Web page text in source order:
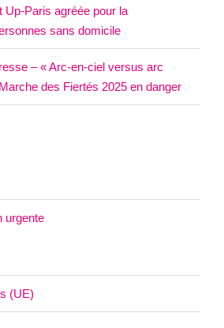
Up-Paris agréée pour la
sans domicile
– « Arc-en-ciel versus arc
des Fiertés 2025 en danger
urgente
(UE)